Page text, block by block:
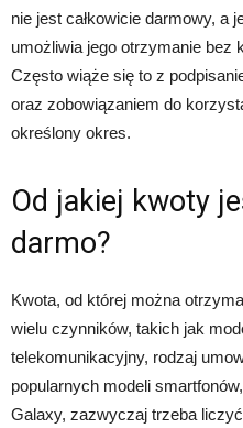
nie jest całkowicie darmowy, a
umożliwia jego otrzymanie bez
Często wiąże się to z
oraz zobowiązaniem do
określony okres.
Od jakiej kwoty
darmo?
Kwota, od której można
wielu czynników, takich jak
telekomunikacyjny, rodzaj
popularnych modeli
Galaxy, zazwyczaj trzeba